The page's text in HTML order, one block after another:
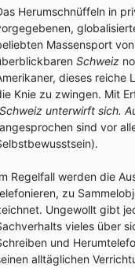
Herumschnüffeln in
Massensport
Schweiz
dieses reiche
Knie zu zwingen. Mit
unterwirft sich.
sind vor
Regelfall werden die
zu
Ungewollt gibt
vieles über
und
alltäglichen